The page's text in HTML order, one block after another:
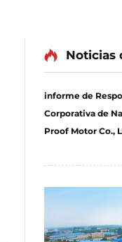
Noticias
informe de
Corporativa de
Proof Motor Co.,